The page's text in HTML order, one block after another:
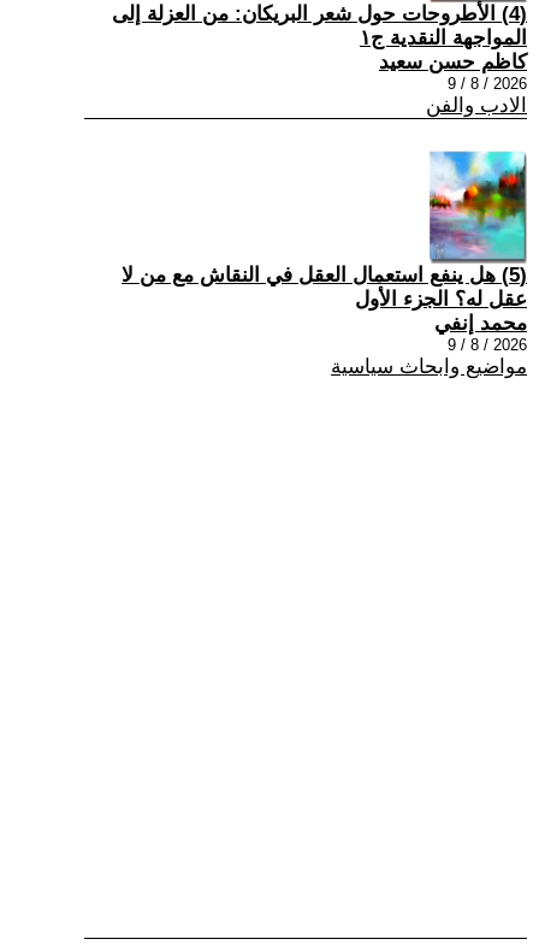
(4) الأطروحات حول شعر البريكان: من العزلة إلى
المواجهة النقدية ج١
كاظم حسن سعيد
2026 / 8 / 9
الادب والفن
(5) هل ينفع استعمال العقل في النقاش مع من لا
عقل له؟ الجزء الأول
محمد إنفي
2026 / 8 / 9
مواضيع وابحاث سياسية